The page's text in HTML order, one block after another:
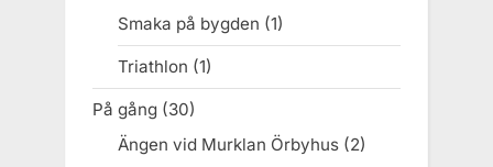
Smaka på bygden (1)
Triathlon (1)
På gång (30)
Ängen vid Murklan Örbyhus(2)